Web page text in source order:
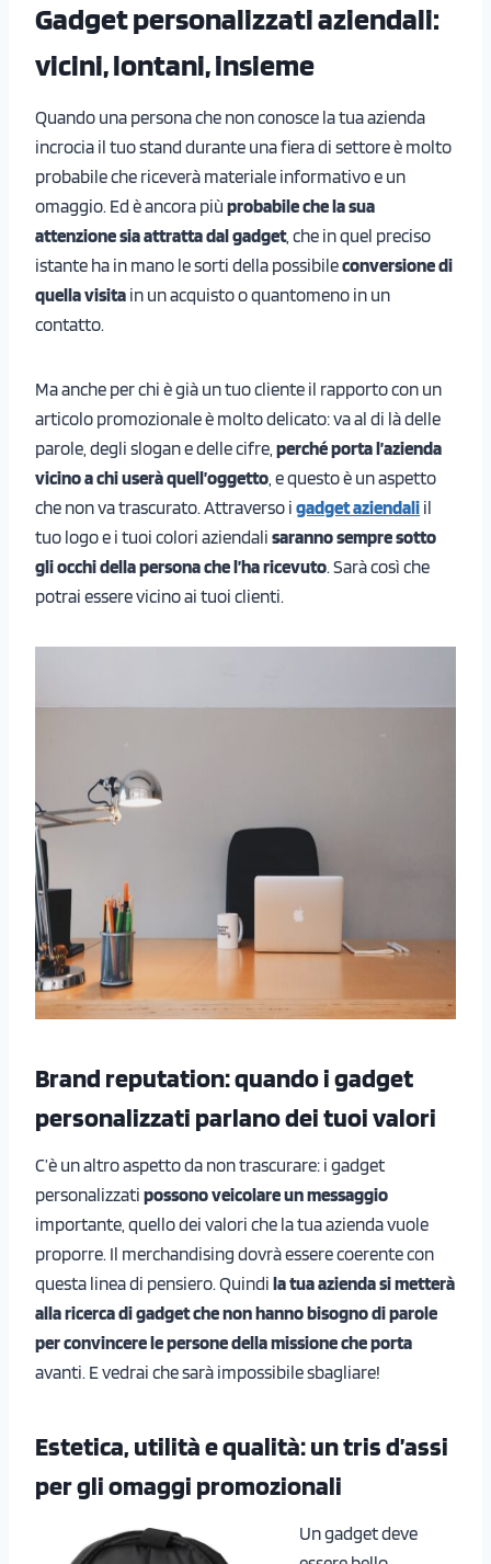
Gadget personalizzati aziendali:
vicini, lontani, insieme
Quando una persona che non conosce la tua azienda
incrocia il tuo stand durante una fiera di settore è molto
probabile che riceverà materiale informativo e un
omaggio. Ed è ancora più probabile che la sua
attenzione sia attratta dal gadget, che in quel preciso
istante ha in mano le sorti della possibileconversione di
quella visita in un acquisto o quantomeno in un
contatto.
Ma anche per chi è già un tuo cliente il rapporto con un
articolo promozionale è molto delicato: va al di là delle
parole, degli slogan e delle cifre, perché porta l’azienda
vicino a chi userà quell’oggetto , e questo è un aspetto
che non va trascurato. Attraverso i gadget aziendali il
tuo logo e i tuoi colori aziendali saranno sempre sotto
gli occhi della persona che l’ha ricevuto. Sarà così che
potrai essere vicino ai tuoi clienti.
Brand reputation: quando i gadget
personalizzati parlano dei tuoi valori
C’è un altro aspetto da non trascurare: i gadget
personalizzati possono veicolare un messaggio
importante, quello dei valori che la tua azienda vuole
proporre. Il merchandising dovrà essere coerente con
questa linea di pensiero. Quindi la tua azienda si metterà
alla ricerca di gadget che non hanno bisogno di parole
per convincere le persone della missione che porta
avanti. E vedrai che sarà impossibile sbagliare!
Estetica, utilità e qualità: un tris d’assi
per gli omaggi promozionali
Un gadget deve